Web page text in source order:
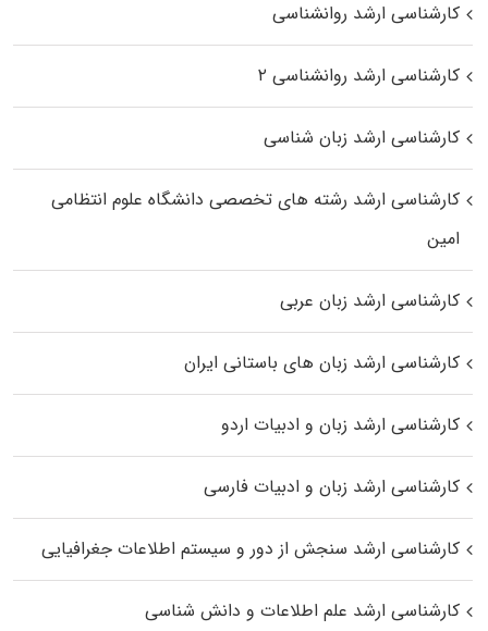
کارشناسی ارشد روانشناسی
کارشناسی ارشد روانشناسی ۲
کارشناسی ارشد زبان شناسی
کارشناسی ارشد رﺷﺘﻪ ﻫﺎی تخصصی داﻧﺸﮕﺎه ﻋﻠﻮم انتظامی
اﻣﻴﻦ
کارشناسی ارشد زبان عربی
کارشناسی ارشد زبان‌ های باستانی ایران
کارشناسی ارشد زبان و ادبیات اردو
کارشناسی ارشد زبان و ادبیات فارسی
کارشناسی ارشد سنجش از دور و سیستم اطلاعات جغرافیایی
کارشناسی ارشد علم اطلاعات و دانش شناسی